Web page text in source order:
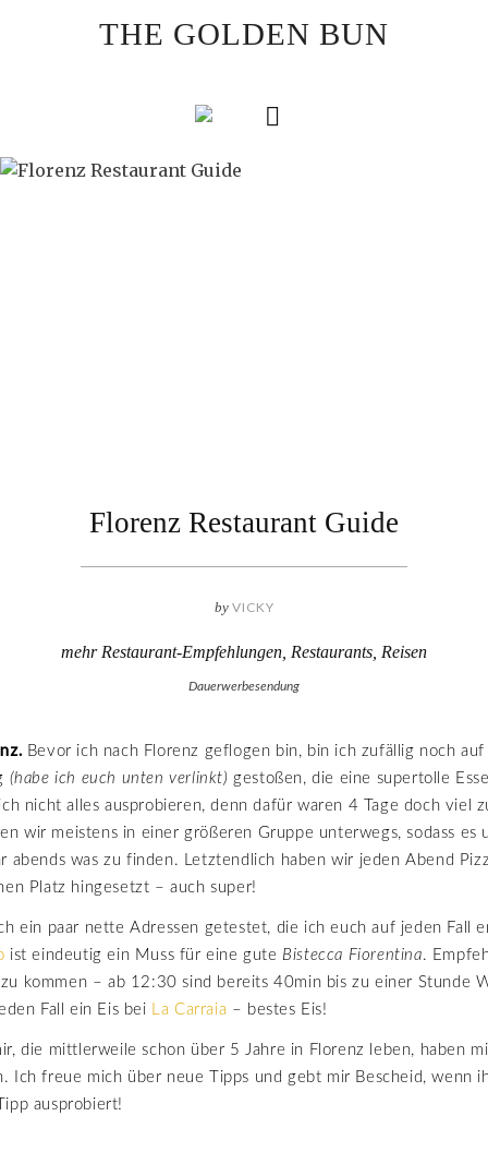
THE GOLDEN BUN
Florenz Restaurant Guide
by VICKY
mehr Restaurant-Empfehlungen Restaurants Reisen
Dauerwerbesendung
Bevor ich nach Florenz geflogen bin, bin ich zufällig noch
(habe ich euch unten verlinkt) gestoßen, die eine supertolle
nicht alles ausprobieren, denn dafür waren 4 Tage doch viel
wir meistens in einer größeren Gruppe unterwegs, sodass es
abends was zu finden. Letztendlich haben wir jeden Abend
Platz hingesetzt – auch super!
ein paar nette Adressen getestet, die ich euch auf jeden Fall
ist eindeutig ein Muss für eine gute Bistecca Fiorentina.
kommen – ab 12:30 sind bereits 40min bis zu einer Stunde
Fall ein Eis bei La Carraia – bestes Eis!
die mittlerweile schon über 5 Jahre in Florenz leben, haben
Ich freue mich über neue Tipps und gebt mir Bescheid, wenn
ausprobiert!